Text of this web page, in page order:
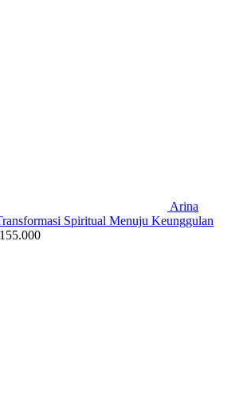
Arina
Spiritual Menuju Keunggulan
155.000